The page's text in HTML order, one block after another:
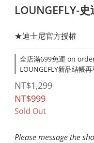
LOUNGEFLY-
★迪士尼官方授權
全店滿699免運 on
LOUNGEFLY新品結帳
NT$1,299
NT$999
Sold Out
Please message the